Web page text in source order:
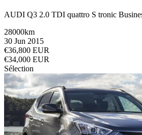
AUDI Q3 2.0 TDI quattro S tronic
28000km
30 Jun 2015
€36,800 EUR
€34,000 EUR
Sélection